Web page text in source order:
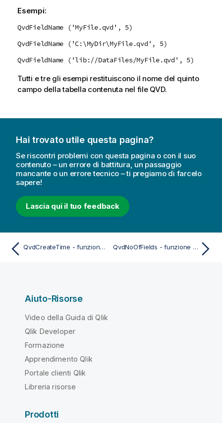
Esempi:
QvdFieldName ('MyFile.qvd', 5)
QvdFieldName ('C:\MyDir\MyFile.qvd', 5)
QvdFieldName ('lib://DataFiles/MyFile.qvd', 5)
Tutti e tre gli esempi restituiscono il nome del quinto
campo della tabella contenuta nel file QVD.
Hai trovato utile questa pagina?
Se riscontri problemi con questa pagina o con il suo
contenuto – un errore di battitura, un passaggio
mancante o un errore tecnico – ti pregiamo di farcelo
sapere!
Lascia qui il tuo feedback
QvdCreateTime - funzione di script QvdNoOfFields - funzione di script
Aiuto-Risorse
Video della Guida di Qlik
Qlik Developer
Formazione
Apprendimento Qlik
Portale clienti Qlik
Libreria risorse
Prodotti